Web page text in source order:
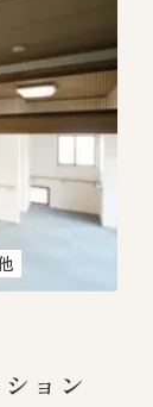
ョン